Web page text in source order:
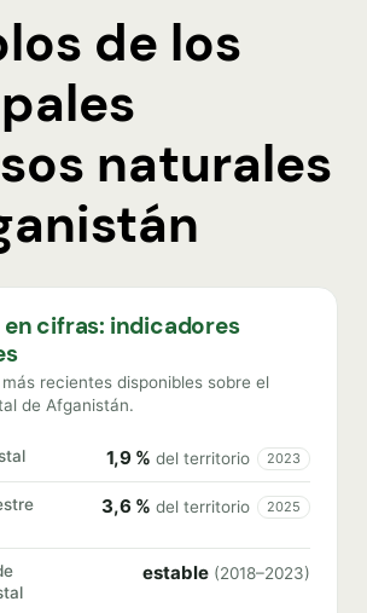
de los
naturales
cifras: indicadores
recientes disponibles sobre el
de Afganistán.
1,9 % del territorio 2023
3,6 % del territorio 2025
estable (2018–2023)